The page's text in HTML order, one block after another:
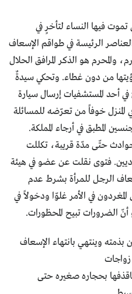
فيها النساء لتأخرٍ في
الرئيسة في طواقم الإسعاف
هو الذكر المرافق الحلال
من دون غطاء. وتحكي سيدةٌ
المستشفيات إرسال سيارة
خوفاً من تعرّضه للمسائلة
المطبق في أرجاء المملكة.
حتّى مدّة قريبة، تكللت
فتوى نقلت عن عضو في هيئة
الرجل للمرأة بشرط عدم
في الأمر غلوّا ودخولاً في
الضرورات تبيح المحظورات.
وينتهي بانتهاء الإسعاف
بحجاره صغيره حتى